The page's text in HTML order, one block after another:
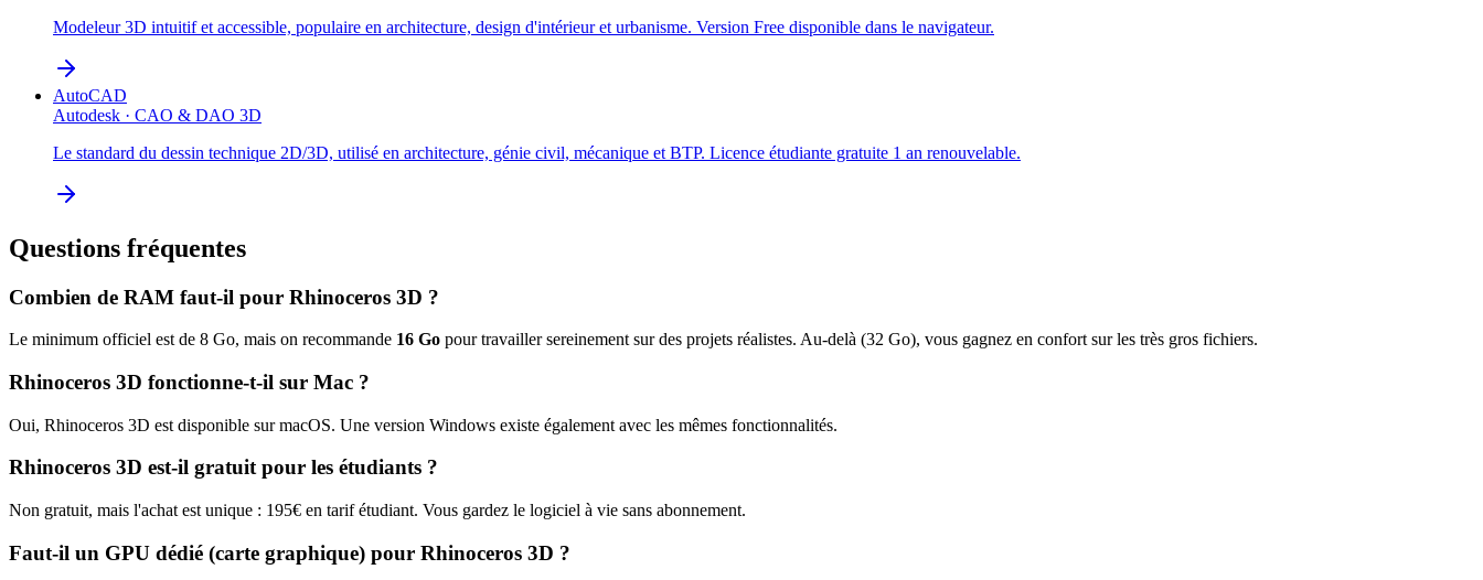
Modeleur 3D intuitif et accessible, populaire en architecture, design d'intérieur et urbanisme. Version Free disponible dans le navigateur.
AutoCAD
Autodesk · CAO & DAO 3D
Le standard du dessin technique 2D/3D, utilisé en architecture, génie civil, mécanique et BTP. Licence étudiante gratuite 1 an renouvelable.
Questions fréquentes
Combien de RAM faut-il pour Rhinoceros 3D ?
Le minimum officiel est de 8 Go, mais on recommande 16 Go pour travailler sereinement sur des projets réalistes. Au-delà (32 Go), vous gagnez en confort sur les très gros fichiers.
Rhinoceros 3D fonctionne-t-il sur Mac ?
Oui, Rhinoceros 3D est disponible sur macOS. Une version Windows existe également avec les mêmes fonctionnalités.
Rhinoceros 3D est-il gratuit pour les étudiants ?
Non gratuit, mais l'achat est unique : 195€ en tarif étudiant. Vous gardez le logiciel à vie sans abonnement.
Faut-il un GPU dédié (carte graphique) pour Rhinoceros 3D ?